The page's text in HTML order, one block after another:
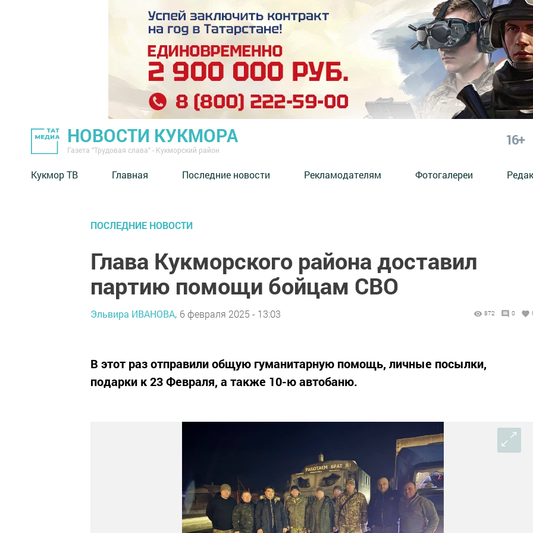
НОВОСТИ КУКМОРА
Газета "Трудовая слава" - Кукморский район
16+
Кукмор ТВ Главная Последние новости Рекламодателям Фотогалереи
ПОСЛЕДНИЕ НОВОСТИ
Глава Кукморского района доставил
партию помощи бойцам СВО
Эльвира ИВАНОВА, 6 февраля 2025 - 13:03 872 0
В этот раз отправили общую гуманитарную помощь, личные посылки,
подарки к 23 Февраля, а также 10-ю автобаню.